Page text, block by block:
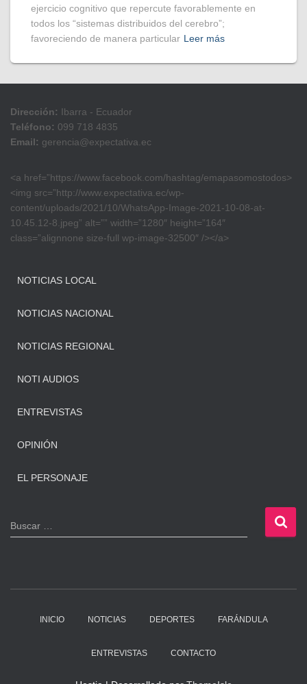
ejercicio cognitivo que repercute favorablemente en
todos los “sistemas distribuidos del cerebro”;
favoreciendo de manera particular Leer más
Dirección: Ibarra - Ecuador
Teléfono: 099 718 4835
Email: gerencia@expectativa.ec
<a href=”https://www.facebook.com/hashtag/emapasomostodos>
<img src=”http://www.expectativa.ec/wp-
content/uploads/2021/10/WhatsApp-Image-2021-10-08-at-
10.45.12-8.jpeg” alt=”” width=”1280″ height=”164″
class=”alignnone size-full wp-image-32500″ /></a>
NOTICIAS LOCAL
NOTICIAS NACIONAL
NOTICIAS REGIONAL
NOTI AUDIOS
ENTREVISTAS
OPINIÓN
EL PERSONAJE
B
u
Buscar …
INICIO NOTICIAS DEPORTES FARÁNDULA
ENTREVISTAS CONTACTO